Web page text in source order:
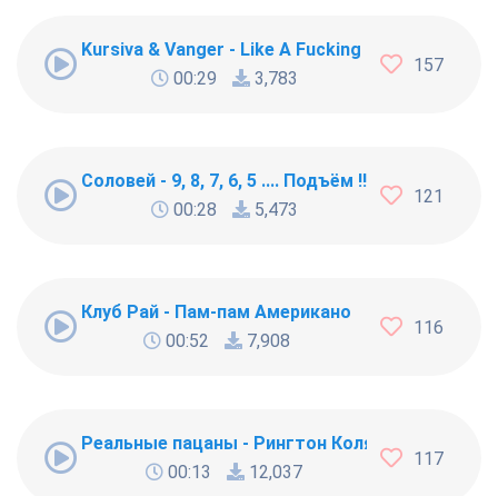
Kursiva & Vanger - Like A Fucking Newbie
00:29
3,783
157
Соловей - 9, 8, 7, 6, 5 .... Подъём !!!
00:28
5,473
121
Клуб Рай - Пам-пам Американо
00:52
7,908
116
Реальные пацаны - Рингтон Коляна
00:13
12,037
117